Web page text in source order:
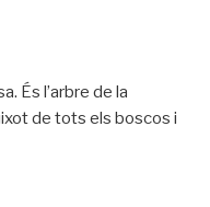
És l’arbre de la
de tots els boscos i